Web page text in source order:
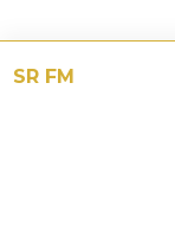
SR FM